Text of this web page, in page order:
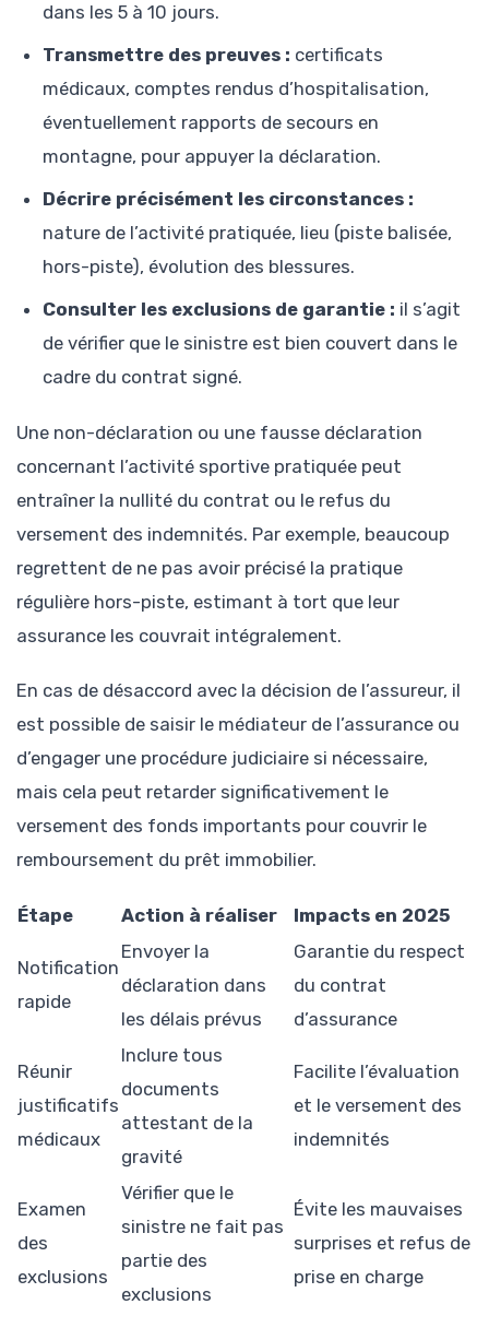
dans les 5 à 10 jours.
Transmettre des preuves : certificats
médicaux, comptes rendus d’hospitalisation,
éventuellement rapports de secours en
montagne, pour appuyer la déclaration.
Décrire précisément les circonstances :
nature de l’activité pratiquée, lieu (piste balisée,
hors-piste), évolution des blessures.
Consulter les exclusions de garantie : il s’agit
de vérifier que le sinistre est bien couvert dans le
cadre du contrat signé.
Une non-déclaration ou une fausse déclaration
concernant l’activité sportive pratiquée peut
entraîner la nullité du contrat ou le refus du
versement des indemnités. Par exemple, beaucoup
regrettent de ne pas avoir précisé la pratique
régulière hors-piste, estimant à tort que leur
assurance les couvrait intégralement.
En cas de désaccord avec la décision de l’assureur, il
est possible de saisir le médiateur de l’assurance ou
d’engager une procédure judiciaire si nécessaire,
mais cela peut retarder significativement le
versement des fonds importants pour couvrir le
remboursement du prêt immobilier.
Étape Action à réaliser Impacts en 2025
Notification
rapide
Envoyer la
déclaration dans
les délais prévus
Garantie du respect
du contrat
d’assurance
Réunir
justificatifs
médicaux
Inclure tous
documents
attestant de la
gravité
Facilite l’évaluation
et le versement des
indemnités
Examen
des
exclusions
Vérifier que le
sinistre ne fait pas
partie des
exclusions
Évite les mauvaises
surprises et refus de
prise en charge